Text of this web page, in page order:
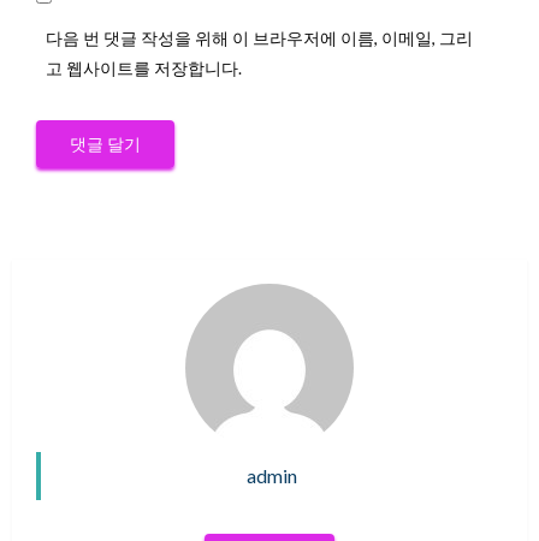
다음 번 댓글 작성을 위해 이 브라우저에 이름, 이메일, 그리
고 웹사이트를 저장합니다.
admin